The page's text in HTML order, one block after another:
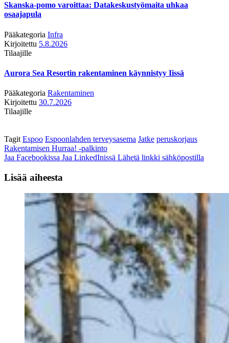
Skanska-pomo varoittaa: Datakeskustyömaita uhkaa
osaajapula
Pääkategoria Infra
Kirjoitettu 5.8.2026
Tilaajille
Aurora Sea Resortin rakentaminen käynnistyy Iissä
Pääkategoria Rakentaminen
Kirjoitettu 30.7.2026
Tilaajille
Tagit Espoo Espoonlahden terveysasema Jatke peruskorjaus
Rakentamisen Hurraa! -palkinto
Jaa Facebookissa Jaa LinkedInissä Lähetä linkki sähköpostilla
Lisää aiheesta